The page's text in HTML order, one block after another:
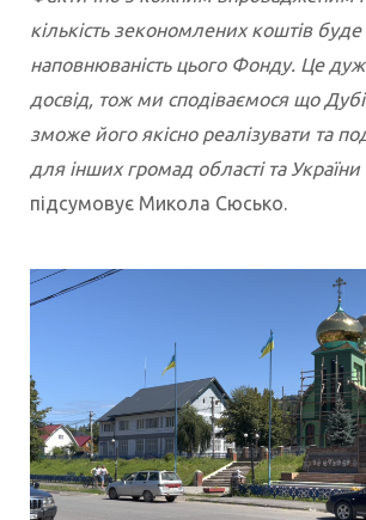
кількість зекономлених коштів буде
наповнюваність цього Фонду. Це
досвід, тож ми сподіваємося що
зможе його якісно реалізувати та
для інших громад області та
підсумовує Микола Сюсько.